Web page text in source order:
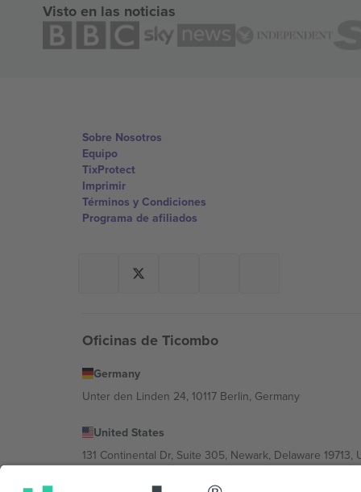
Visto en las noticias
Sobre Nosotros
Equipo
TixProtect
Imprimir
Términos y Condiciones
Programa de afiliados
Oficinas de Ticombo
Germany
Unter den Linden 24, 10117 Berlin, Germany
United States
131 Continental Dr, Suite 305, Newark, Delaware 19713,